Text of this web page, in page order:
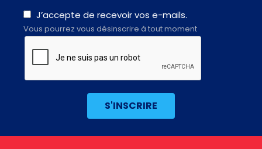
J’accepte de recevoir vos e-mails.
Vous pourrez vous désinscrire à tout moment